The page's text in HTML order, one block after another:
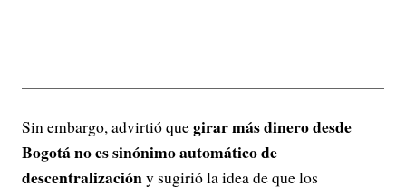
Sin embargo, advirtió quegirar más dinero desde
Bogotá no es sinónimo automático de
descentralizacióny sugirió la idea de que los